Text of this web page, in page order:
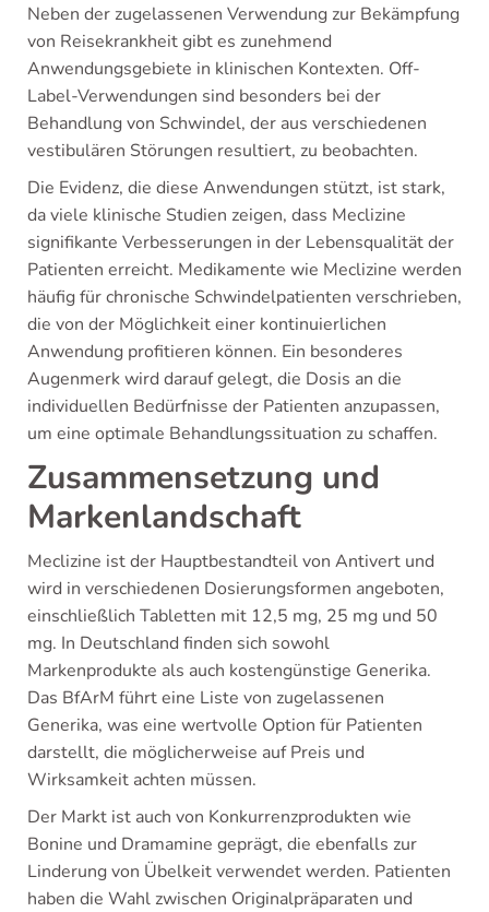
Neben der zugelassenen Verwendung zur Bekämpfung
von Reisekrankheit gibt es zunehmend
Anwendungsgebiete in klinischen Kontexten. Off-
Label-Verwendungen sind besonders bei der
Behandlung von Schwindel, der aus verschiedenen
vestibulären Störungen resultiert, zu beobachten.
Die Evidenz, die diese Anwendungen stützt, ist stark,
da viele klinische Studien zeigen, dass Meclizine
signifikante Verbesserungen in der Lebensqualität der
Patienten erreicht. Medikamente wie Meclizine werden
häufig für chronische Schwindelpatienten verschrieben,
die von der Möglichkeit einer kontinuierlichen
Anwendung profitieren können. Ein besonderes
Augenmerk wird darauf gelegt, die Dosis an die
individuellen Bedürfnisse der Patienten anzupassen,
um eine optimale Behandlungssituation zu schaffen.
Zusammensetzung und
Markenlandschaft
Meclizine ist der Hauptbestandteil von Antivert und
wird in verschiedenen Dosierungsformen angeboten,
einschließlich Tabletten mit 12,5 mg, 25 mg und 50
mg. In Deutschland finden sich sowohl
Markenprodukte als auch kostengünstige Generika.
Das BfArM führt eine Liste von zugelassenen
Generika, was eine wertvolle Option für Patienten
darstellt, die möglicherweise auf Preis und
Wirksamkeit achten müssen.
Der Markt ist auch von Konkurrenzprodukten wie
Bonine und Dramamine geprägt, die ebenfalls zur
Linderung von Übelkeit verwendet werden. Patienten
haben die Wahl zwischen Originalpräparaten und